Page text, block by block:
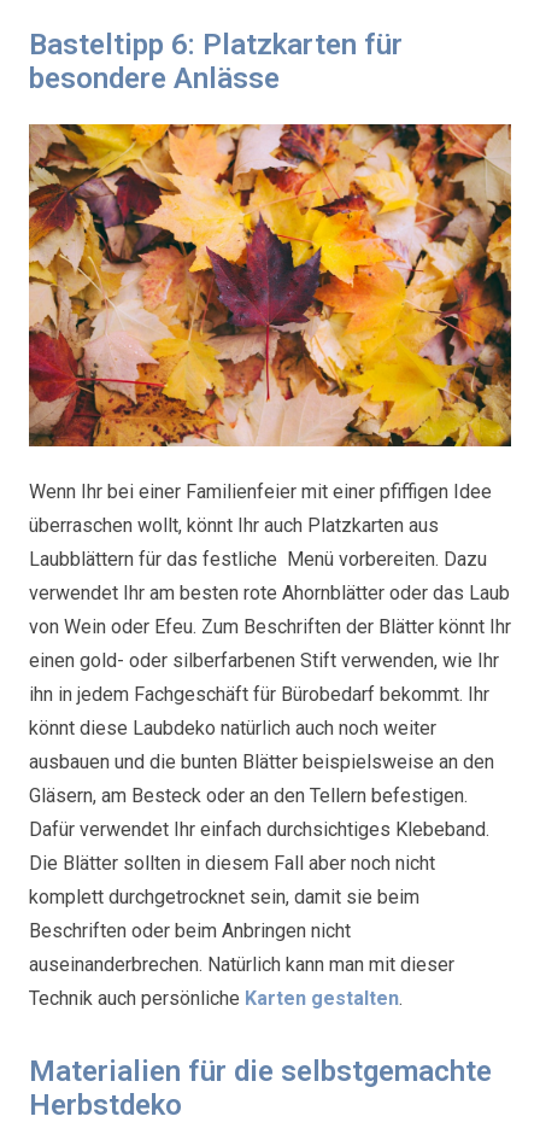
Basteltipp 6: Platzkarten für
besondere Anlässe
Wenn Ihr bei einer Familienfeier mit einer pfiffigen Idee
überraschen wollt, könnt Ihr auch Platzkarten aus
Laubblättern für das festliche Menü vorbereiten. Dazu
verwendet Ihr am besten rote Ahornblätter oder das Laub
von Wein oder Efeu. Zum Beschriften der Blätter könnt Ihr
einen gold- oder silberfarbenen Stift verwenden, wie Ihr
ihn in jedem Fachgeschäft für Bürobedarf bekommt. Ihr
könnt diese Laubdeko natürlich auch noch weiter
ausbauen und die bunten Blätter beispielsweise an den
Gläsern, am Besteck oder an den Tellern befestigen.
Dafür verwendet Ihr einfach durchsichtiges Klebeband.
Die Blätter sollten in diesem Fall aber noch nicht
komplett durchgetrocknet sein, damit sie beim
Beschriften oder beim Anbringen nicht
auseinanderbrechen. Natürlich kann man mit dieser
Technik auch persönliche Karten gestalten.
Materialien für die selbstgemachte
Herbstdeko